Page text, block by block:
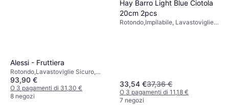
Alessi - Fruttiera
Rotondo,Lavastoviglie Sicuro,
Acciaio inossidabile, Argento
93,90 €
O 3 pagamenti di 31,30 €
8 negozi
Hay Barro Light Blue Ciotola
20cm 2pcs
Rotondo,Impilabile, Lavastoviglie
33,54 €37,36 €
O 3 pagamenti di 11,18 €
7 negozi